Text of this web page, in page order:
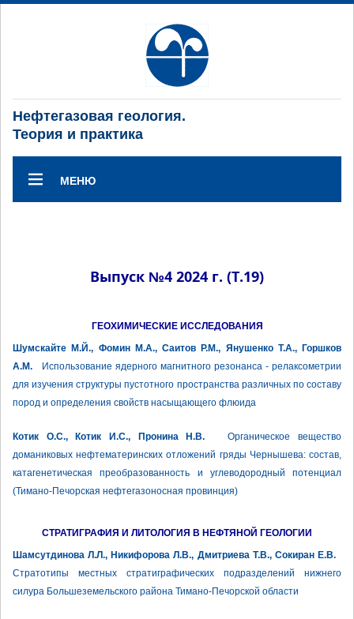
Нефтегазовая геология.
Теория и практика
МЕНЮ
Выпуск №4 2024 г. (Т.19)
ГЕОХИМИЧЕСКИЕ ИССЛЕДОВАНИЯ
Шумскайте М.Й., Фомин М.А., Саитов Р.М., Янушенко Т.А., Горшков
А.М. Использование ядерного магнитного резонанса - релаксометрии
для изучения структуры пустотного пространства различных по составу
пород и определения свойств насыщающего флюида
Котик О.С., Котик И.С., Пронина Н.В.
Органическое вещество
доманиковых нефтематеринских отложений гряды Чернышева: состав,
катагенетическая преобразованность и углеводородный потенциал
(Тимано-Печорская нефтегазоносная провинция)
СТРАТИГРАФИЯ И ЛИТОЛОГИЯ В НЕФТЯНОЙ ГЕОЛОГИИ
Шамсутдинова Л.Л., Никифорова Л.В., Дмитриева Т.В., Сокиран Е.В.
Стратотипы местных стратиграфических подразделений нижнего
силура Большеземельского района Тимано-Печорской области